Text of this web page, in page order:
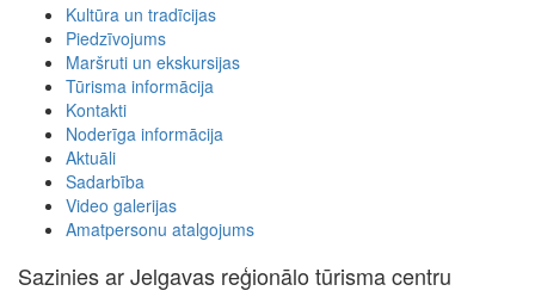
Kultūra un tradīcijas
Piedzīvojums
Maršruti un ekskursijas
Tūrisma informācija
Kontakti
Noderīga informācija
Aktuāli
Sadarbība
Video galerijas
Amatpersonu atalgojums
Sazinies ar Jelgavas reģionālo tūrisma centru